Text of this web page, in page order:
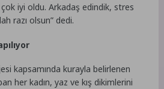
iyi oldu. Arkadaş edindik, stres
razı olsun” dedi.
kapsamında kurayla belirlenen
her kadın, yaz ve kış dikimlerini